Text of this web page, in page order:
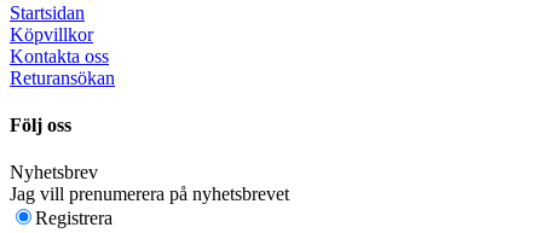
Startsidan
Köpvillkor
Kontakta oss
Returansökan
Följ oss
Nyhetsbrev
Jag vill prenumerera på nyhetsbrevet
Registrera